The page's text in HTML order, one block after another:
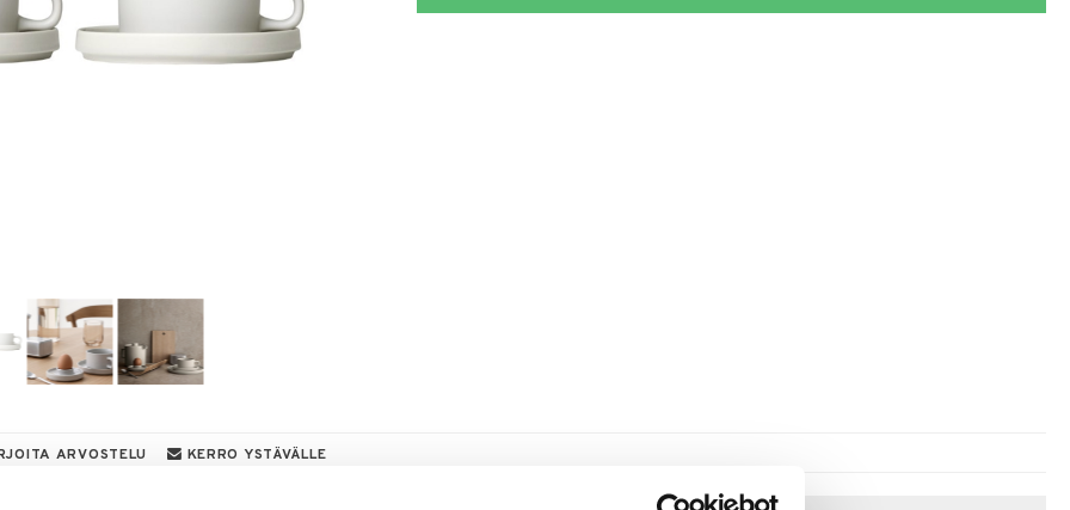
ARVOSTELU KERRO YSTÄVÄLLE